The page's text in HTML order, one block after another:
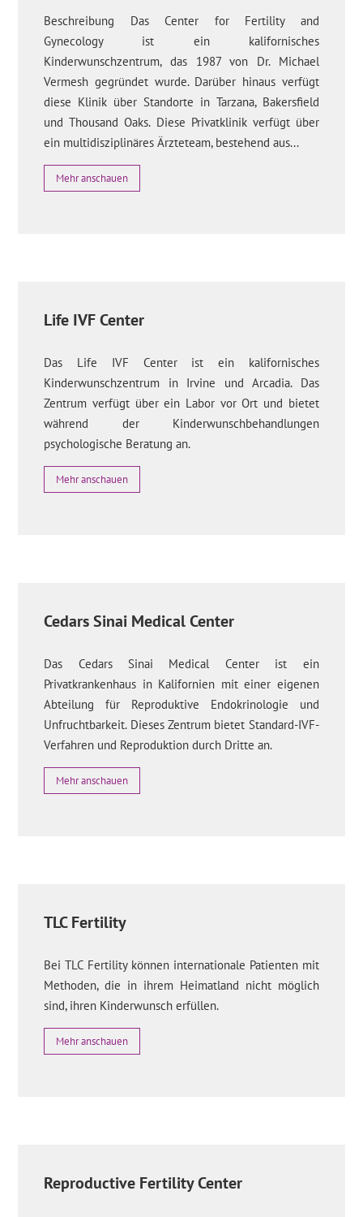
Beschreibung Das Center for Fertility and
Gynecology ist ein kalifornisches
Kinderwunschzentrum, das 1987 von Dr. Michael
Vermesh gegründet wurde. Darüber hinaus verfügt
diese Klinik über Standorte in Tarzana, Bakersfield
und Thousand Oaks. Diese Privatklinik verfügt über
ein multidisziplinäres Ärzteteam, bestehend aus...
Mehr anschauen
Life IVF Center
Das Life IVF Center ist ein kalifornisches
Kinderwunschzentrum in Irvine und Arcadia. Das
Zentrum verfügt über ein Labor vor Ort und bietet
während der Kinderwunschbehandlungen
psychologische Beratung an.
Mehr anschauen
Cedars Sinai Medical Center
Das Cedars Sinai Medical Center ist ein
Privatkrankenhaus in Kalifornien mit einer eigenen
Abteilung für Reproduktive Endokrinologie und
Unfruchtbarkeit. Dieses Zentrum bietet Standard-IVF-
Verfahren und Reproduktion durch Dritte an.
Mehr anschauen
TLC Fertility
Bei TLC Fertility können internationale Patienten mit
Methoden, die in ihrem Heimatland nicht möglich
sind, ihren Kinderwunsch erfüllen.
Mehr anschauen
Reproductive Fertility Center